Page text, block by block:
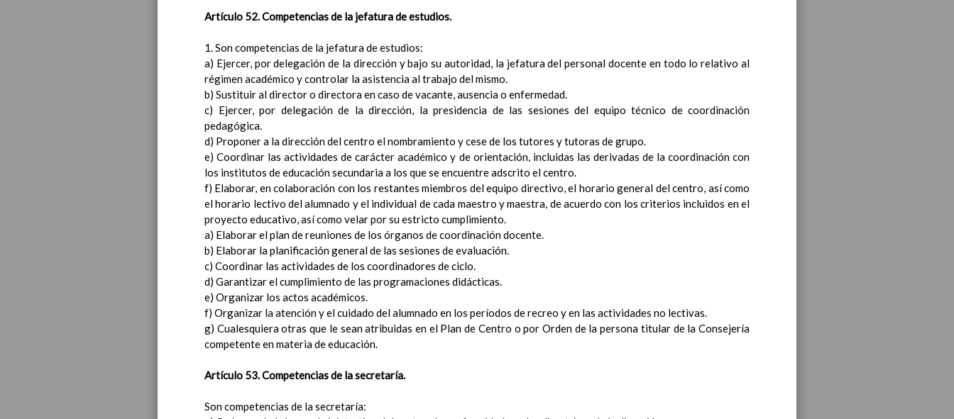
Referentes de la evaluaciÃ³n
ParticipaciÃ³n de las familias en la evaluaciÃ³n
Las evaluaciones externas
La evaluaciÃ³n del alumnado con necesidad especÃ­fica de apoyo educativo
Las sesiones de evaluaciÃ³n. Actas
Procedimiento para la informaciÃ³n a las familias sobre los procesos de evaluaciÃ³n
Procedimiento para tomar en consideraciÃ³n la informaciÃ³n y criterio del tutor/a
Procedimiento para oÃ­r a los/as tutores/as legales del alumnado previo a la toma de decisiÃ³n de
promociÃ³n
Procedimiento de reclamaciÃ³n a las calificaciones finales y/o a la decisiÃ³n de promociÃ³n
AnÃ¡lisis de resultados escolares
Criterios pedagÃ³gicos para la determinaciÃ³n del horario individual del profesorado, y la dedicaciÃ³n de
las personas responsables de los Ã³rganos de coordinaciÃ³n docente, asÃ­ como la asignaciÃ³n de
tutorÃ­as y agrupamientos de alumnado.
Normativa relacionada
Elaborado 8 / Sep / 2018
Criterios pedagÃ³gicos para la asignaciÃ³n de enseÃ±anzas y tutorÃ­as
Plan de atenciÃ³n a la diversidad.
DetecciÃ³n durante el proceso de nueva escolarizaciÃ³n
DetecciÃ³n durante el proceso de enseÃ±anza-aprendizaje
Procedimiento general a seguir tras la detecciÃ³n de indicios de NEAE
OrganizaciÃ³n de la respuesta educativa
Medidas de atenciÃ³n al alumnado de altas capacidades (AAC)
Artículo 52. Competencias de la jefatura de estudios.
1. Son competencias de la jefatura de estudios:
a) Ejercer, por delegación de la dirección y bajo su autoridad, la jefatura del personal docente en todo lo relativo al
régimen académico y controlar la asistencia al trabajo del mismo.
b) Sustituir al director o directora en caso de vacante, ausencia o enfermedad.
c) Ejercer, por delegación de la dirección, la presidencia de las sesiones del equipo técnico de coordinación
pedagógica.
d) Proponer a la dirección del centro el nombramiento y cese de los tutores y tutoras de grupo.
e) Coordinar las actividades de carácter académico y de orientación, incluidas las derivadas de la coordinación con
los institutos de educación secundaria a los que se encuentre adscrito el centro.
f) Elaborar, en colaboración con los restantes miembros del equipo directivo, el horario general del centro, así como
el horario lectivo del alumnado y el individual de cada maestro y maestra, de acuerdo con los criterios incluidos en el
proyecto educativo, así como velar por su estricto cumplimiento.
a) Elaborar el plan de reuniones de los órganos de coordinación docente.
b) Elaborar la planificación general de las sesiones de evaluación.
c) Coordinar las actividades de los coordinadores de ciclo.
d) Garantizar el cumplimiento de las programaciones didácticas.
e) Organizar los actos académicos.
f) Organizar la atención y el cuidado del alumnado en los períodos de recreo y en las actividades no lectivas.
g) Cualesquiera otras que le sean atribuidas en el Plan de Centro o por Orden de la persona titular de la Consejería
competente en materia de educación.
Artículo 53. Competencias de la secretaría.
Son competencias de la secretaría: